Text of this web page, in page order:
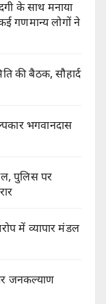
के साथ मनाया
गणमान्य लोगों ने
की बैठक, सौहार्द
भगवानदास
पुलिस पर
में व्यापार मंडल
जनकल्याण